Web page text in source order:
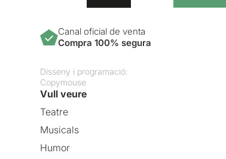
Canal oficial de venta
Compra 100% segura
Disseny i programació:
Copymouse
Vull veure
Teatre
Musicals
Humor